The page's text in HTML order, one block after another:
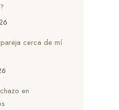
cerca de mí
en